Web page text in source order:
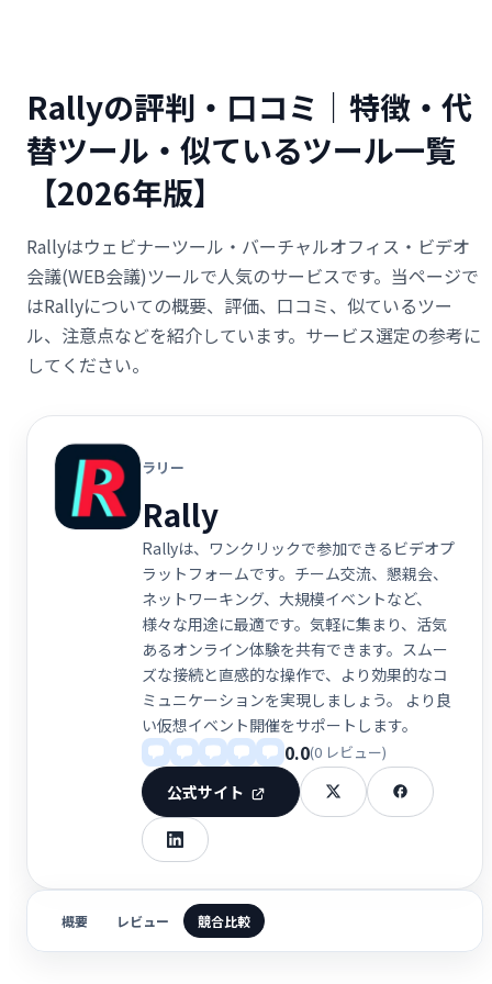
Rallyの評判・口コミ｜特徴・代
替ツール・似ているツール一覧
【2026年版】
Rallyはウェビナーツール・バーチャルオフィス・ビデオ
会議(WEB会議)ツールで人気のサービスです。当ページで
はRallyについての概要、評価、口コミ、似ているツー
ル、注意点などを紹介しています。サービス選定の参考に
してください。
ラリー
Rally
Rallyは、ワンクリックで参加できるビデオプ
ラットフォームです。チーム交流、懇親会、
ネットワーキング、大規模イベントなど、
様々な用途に最適です。気軽に集まり、活気
あるオンライン体験を共有できます。スムー
ズな接続と直感的な操作で、より効果的なコ
ミュニケーションを実現しましょう。 より良
い仮想イベント開催をサポートします。
0.0(0 レビュー)
公式サイト
概要 レビュー 競合比較